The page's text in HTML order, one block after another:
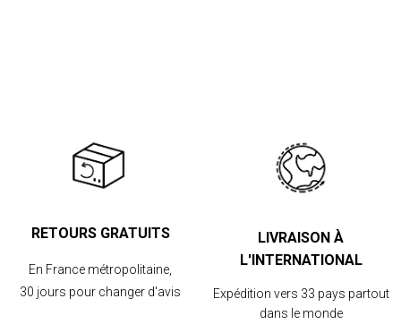
RETOURS GRATUITS
En France métropolitaine,
30 jours pour changer d'avis
LIVRAISON À
L'INTERNATIONAL
Expédition vers 33 pays partout
dans le monde